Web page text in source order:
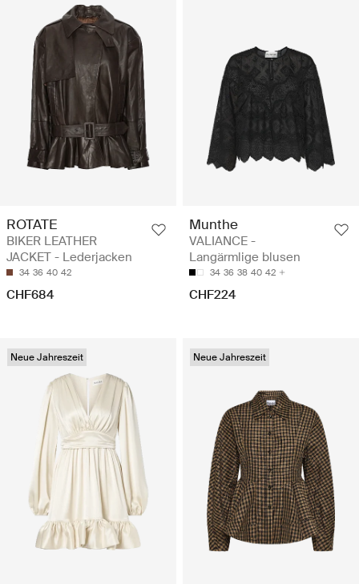
ROTATE
BIKER LEATHER
JACKET - Lederjacken
34 36 40 42
CHF684
Munthe
VALIANCE -
Langärmlige blusen
34 36 38 40 42
CHF224
Neue Jahreszeit Neue Jahreszeit